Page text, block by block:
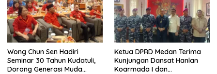
Wong Chun Sen Hadiri
Seminar 30 Tahun Kudatuli,
Dorong Generasi Muda
Ketua DPRD Medan Terima
Kunjungan Dansat Hanlan
Koarmada I dan